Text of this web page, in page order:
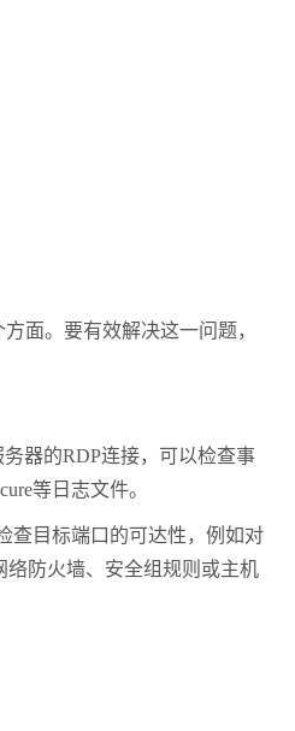
面。要有效解决这一问题，
务器的RDP连接，可以检查事
等日志文件。
查目标端口的可达性，例如对
防火墙、安全组规则或主机